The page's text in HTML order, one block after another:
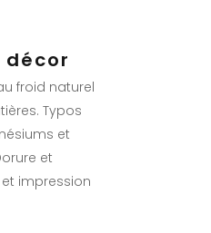
froid naturel
Typos
et
et
impression